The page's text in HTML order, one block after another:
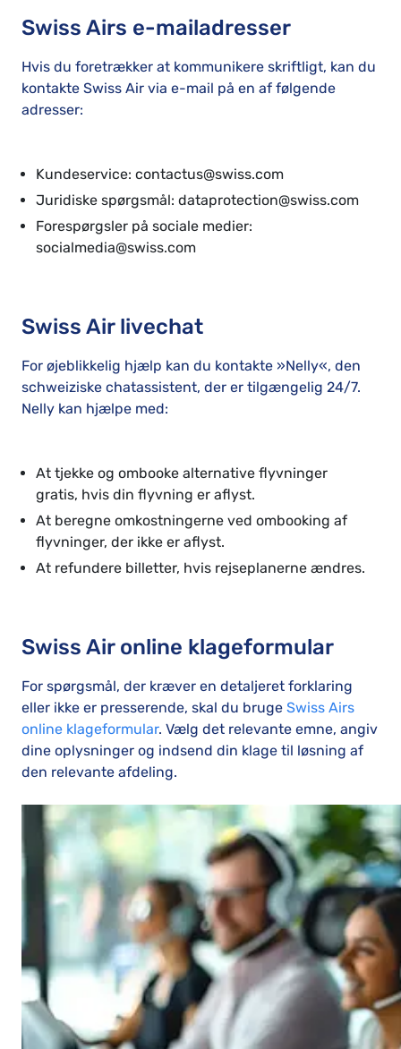
Swiss Airs e-mailadresser
Hvis du foretrækker at kommunikere skriftligt, kan du
kontakte Swiss Air via e-mail på en af følgende
adresser:
Kundeservice: contactus@swiss.com
Juridiske spørgsmål: dataprotection@swiss.com
Forespørgsler på sociale medier:
socialmedia@swiss.com
Swiss Air livechat
For øjeblikkelig hjælp kan du kontakte »Nelly«, den
schweiziske chatassistent, der er tilgængelig 24/7.
Nelly kan hjælpe med:
At tjekke og ombooke alternative flyvninger
gratis, hvis din flyvning er aflyst.
At beregne omkostningerne ved ombooking af
flyvninger, der ikke er aflyst.
At refundere billetter, hvis rejseplanerne ændres.
Swiss Air online klageformular
For spørgsmål, der kræver en detaljeret forklaring
eller ikke er presserende, skal du bruge Swiss Airs
online klageformular. Vælg det relevante emne, angiv
dine oplysninger og indsend din klage til løsning af
den relevante afdeling.